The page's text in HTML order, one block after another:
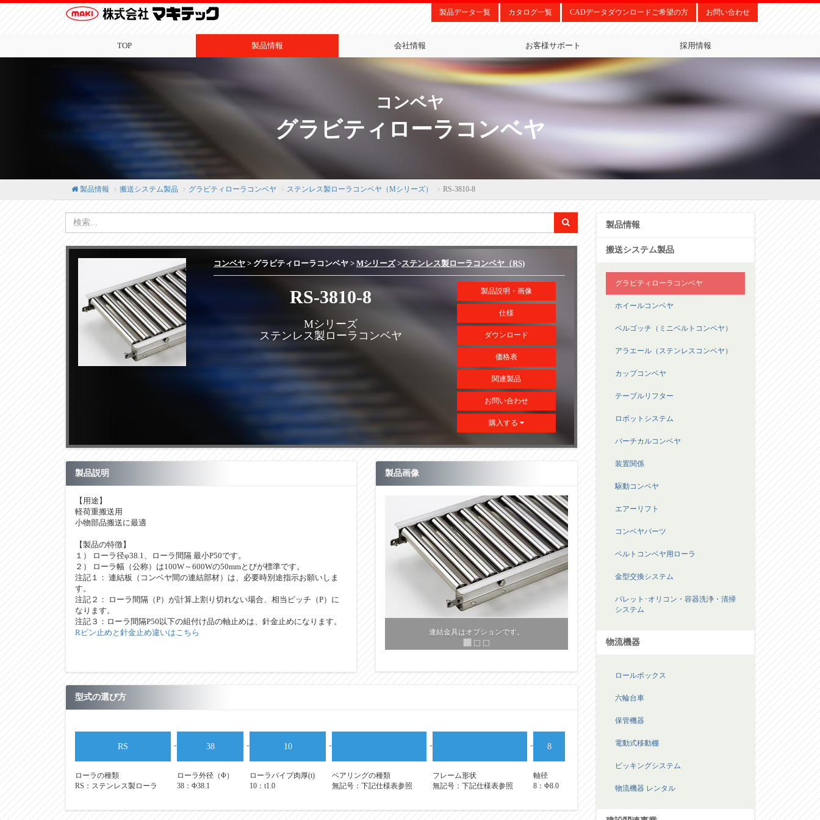
製品データ一覧 カタログ一覧 CADデータダウンロードご希望の方 お問い合わせ
TOP 製品情報 会社情報 お客様サポート 採用情報
コンベヤ
グラビティローラコンベヤ
製品情報 搬送システム製品 グラビティローラコンベヤ ステンレス製ローラコンベヤ（Mシリーズ） RS-3810-8
コンベヤ > グラビティローラコンベヤ > Mシリーズ>ステンレス製ローラコンベヤ（RS)
RS-3810-8
Mシリーズ
ステンレス製ローラコンベヤ
製品説明・画像
仕様
ダウンロード
価格表
関連製品
お問い合わせ
購入する
製品説明
【用途】
軽荷重搬送用
小物部品搬送に最適
【製品の特徴】
１） ローラ径φ38.1、ローラ間隔 最小P50です。
２） ローラ幅（公称）は100W～600Wの50mmとびが標準です。
注記１： 連結板（コンベヤ間の連結部材）は、必要時別途指示お願いしま
す。
注記２： ローラ間隔（P）が計算上割り切れない場合、相当ピッチ（P）に
なります。
注記３：ローラ間隔P50以下の組付け品の軸止めは、針金止めになります。
Rピン止めと針金止め違いはこちら
製品画像
型式の選び方
RS
ローラの種類
RS：ステンレス製ローラ
- 38
ローラ外径（Φ）
38：Φ38.1
- 10
ローラパイプ肉厚(t)
10：t1.0
-
ベアリングの種類
無記号：下記仕様表参照
-
フレーム形状
無記号：下記仕様表参照
- 8
軸径
8：Φ8.0
製品情報
搬送システム製品
グラビティローラコンベヤ
ホイールコンベヤ
ベルゴッチ（ミニベルトコンベヤ）
アラエール（ステンレスコンベヤ）
カップコンベヤ
テーブルリフター
ロボットシステム
バーチカルコンベヤ
装置関係
駆動コンベヤ
エアーリフト
コンベヤパーツ
ベルトコンベヤ用ローラ
金型交換システム
パレット･オリコン・容器洗浄・清掃
システム
物流機器
ロールボックス
六輪台車
保管機器
電動式移動棚
ピッキングシステム
物流機器 レンタル